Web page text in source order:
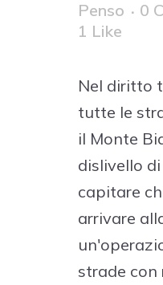
Penso
0
1 Like
Nel diritto
tutte le
il Monte
dislivello
capitare
arrivare
strade con